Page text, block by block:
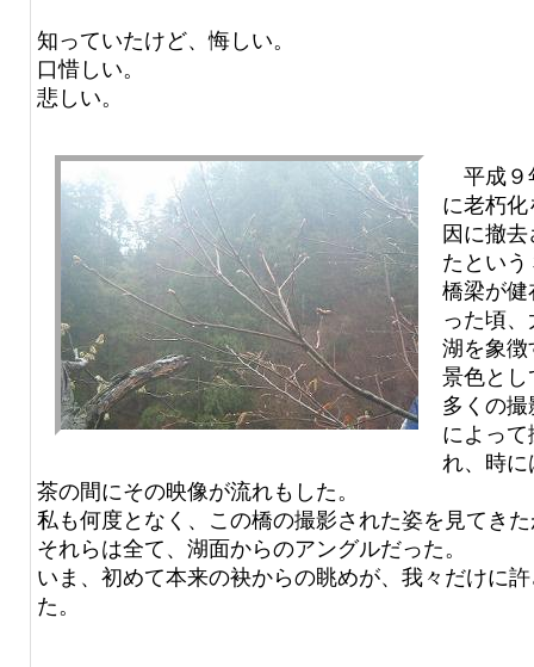
知っていたけど、悔しい。
口惜しい。
悲しい。
平成９
に老朽化
因に撤去
たという
橋梁が健
った頃、
湖を象徴
景色とし
多くの撮
によって
れ、時に
茶の間にその映像が流れもした。
私も何度となく、この橋の撮影された姿を見てき
それらは全て、湖面からのアングルだった。
いま、初めて本来の袂からの眺めが、我々だけに
た。